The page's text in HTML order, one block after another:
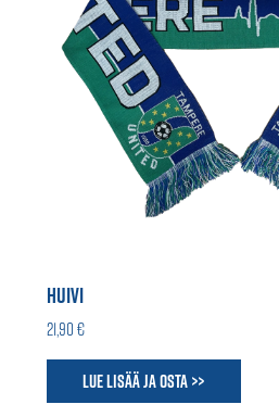
HUIVI
21,90 €
Lue lisää ja osta >>